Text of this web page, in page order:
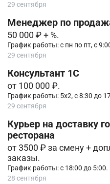
29 сентября
Менеджер по
50 000 ₽ + %.
График работы: с пн по пт, с
29 сентября
Консультант 1С
от 100 000 ₽.
График работы: 5х2, с 8:30 до
29 сентября
Курьер на доставку
ресторана
от 3500 ₽ за смену +
заказы.
График работы: с 18:00 до
28 сентября